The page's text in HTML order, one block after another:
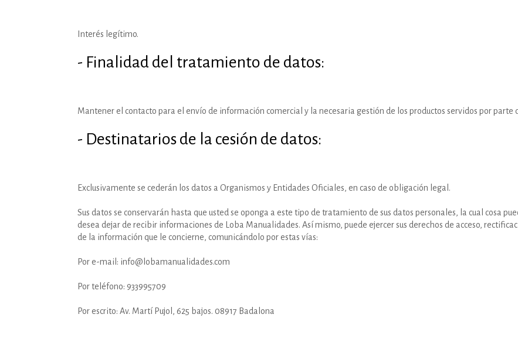
Interés legítimo.
- Finalidad del tratamiento de datos:
Mantener el contacto para el envío de información comercial y la necesaria gestión de los productos servidos por parte
- Destinatarios de la cesión de datos:
Exclusivamente se cederán los datos a Organismos y Entidades Oficiales, en caso de obligación legal.
Sus datos se conservarán hasta que usted se oponga a este tipo de tratamiento de sus datos personales, la cual cosa
desea dejar de recibir informaciones de Loba Manualidades. Así mismo, puede ejercer sus derechos de acceso,
de la información que le concierne, comunicándolo por estas vías:
Por e-mail: info@lobamanualidades.com
Por teléfono: 933995709
Por escrito: Av. Martí Pujol, 625 bajos. 08917 Badalona